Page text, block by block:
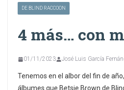
DE BLIND RACCOON
4 más… con
01/11/2023 José Luis García
Tenemos en el albor del fin de
álbumes que Betsie Brown de